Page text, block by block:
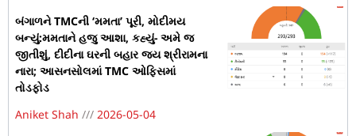
બંગાળને TMCની ‘મમતા’ પૂરી, મોદીમય
બન્યું:મમતાને હજુ આશા, કહ્યું- અમે જ
જીતીશું, દીદીના ઘરની બહાર જય શ્રીરામના
નારા; આસનસોલમાં TMC ઓફિસમાં
તોડફોડ
Aniket Shah
2026-05-04